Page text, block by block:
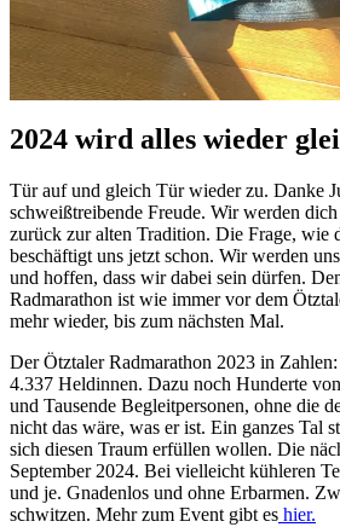
2024 wird alles wieder
Tür auf und gleich Tür wieder zu. Danke
schweißtreibende Freude. Wir werden
zurück zur alten Tradition. Die Frage, wie
beschäftigt uns jetzt schon. Wir werden
und hoffen, dass wir dabei sein dürfen.
Radmarathon ist wie immer vor dem
mehr wieder, bis zum nächsten Mal.
Der Ötztaler Radmarathon 2023 in
4.337 Heldinnen. Dazu noch Hunderte
und Tausende Begleitpersonen, ohne die
nicht das wäre, was er ist. Ein ganzes Tal
sich diesen Traum erfüllen wollen. Die
September 2024. Bei vielleicht kühleren
und je. Gnadenlos und ohne Erbarmen.
schwitzen. Mehr zum Event gibt es hier.